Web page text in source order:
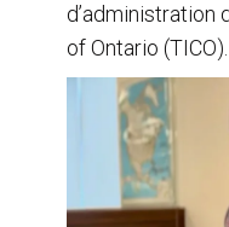
d’administration
of Ontario (TICO).